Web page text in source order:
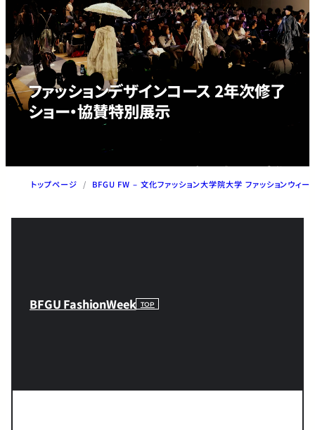
ファッションデザインコース 2年次修了
ショー・協賛特別展示
トップページ / BFGU FW – 文化ファッション大学院大学 ファッションウィー
BFGU FashionWeek TOP